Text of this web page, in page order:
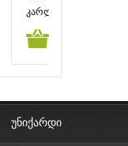
ვალზერთან ერთად
კარლ ზელიგი
კალათაში
უნიქარდი